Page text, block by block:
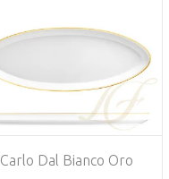
Carlo Dal Bianco Oro